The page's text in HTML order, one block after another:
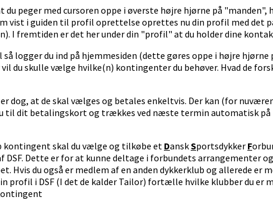
du peger med cursoren oppe i øverste højre hjørne på
vist i guiden til profil oprettelse oprettes nu din profil med det
I fremtiden er det her under din "profil" at du holder dine
logger du ind på hjemmesiden (dette gøres oppe i højre
du skulle vælge hvilke(n) kontingenter du behøver. Hvad de
dog, at de skal vælges og betales enkeltvis. Der kan (for
dit betalingskort og trækkes ved næste termin automatisk på
kontingent skal du vælge og tilkøbe et DanskSportsdykker F
DSF. Dette er for at kunne deltage i forbundets arrangementer
Hvis du også er medlem af en anden dykkerklub og allerede er
profil i DSF (I det de kalder Tailor) fortælle hvilke klubber du er